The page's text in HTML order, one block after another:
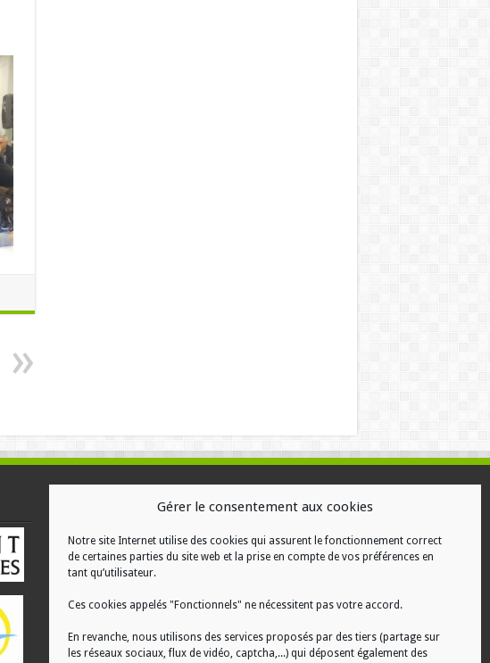
Gérer le consentement aux cookies
Notre site Internet utilise des cookies qui assurent le fonctionnement correct
de certaines parties du site web et la prise en compte de vos préférences en
tant qu’utilisateur.
Ces cookies appelés "Fonctionnels" ne nécessitent pas votre accord.
En revanche, nous utilisons des services proposés par des tiers (partage sur
les réseaux sociaux, flux de vidéo, captcha,...) qui déposent également des